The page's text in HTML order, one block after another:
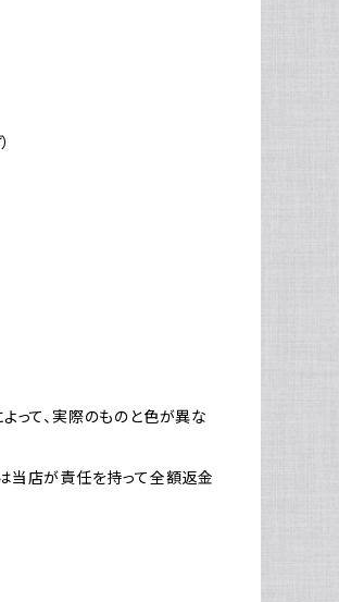
って、実際のものと色が異な
店が責任を持って全額返金